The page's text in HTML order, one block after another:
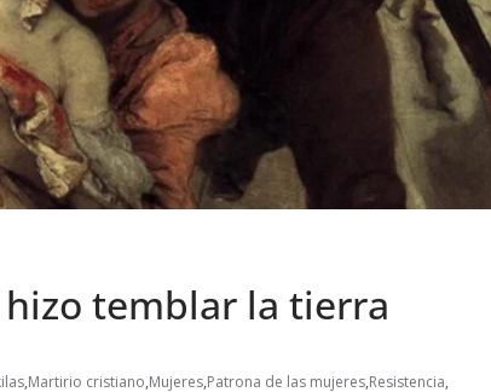
temblar la tierra
,Martirio cristiano,Mujeres,Patrona de las mujeres,Resistencia,